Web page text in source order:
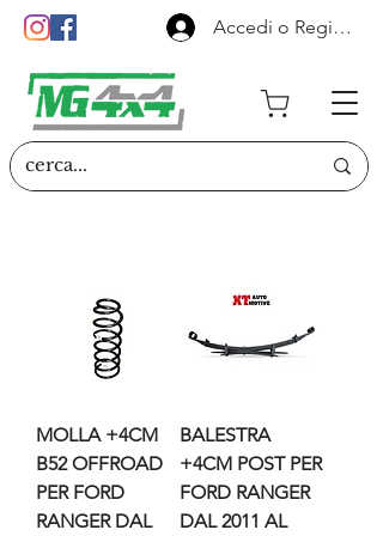
Accedi o Registrati
MOLLA +4CM
B52 OFFROAD
PER FORD
RANGER DAL
BALESTRA
+4CM POST PER
FORD RANGER
DAL 2011 AL